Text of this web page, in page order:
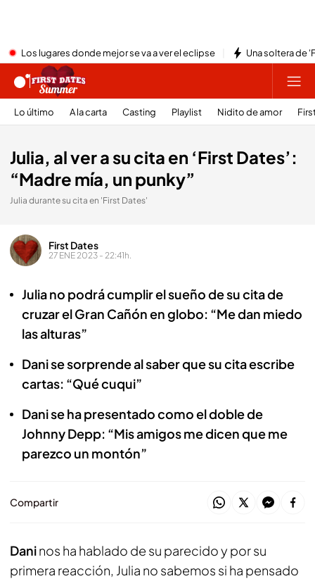
Los lugares donde mejor se va a ver el eclipse Una soltera de
Lo último A la carta Casting Playlist Nidito de amor
Julia, al ver a su cita en ‘First Dates’:
“Madre mía, un punky”
Julia durante su cita en 'First Dates'
First Dates
27 ENE 2023 - 22:41h.
Julia no podrá cumplir el sueño de su cita de
cruzar el Gran Cañón en globo: “Me dan miedo
las alturas”
Dani se sorprende al saber que su cita escribe
cartas: “Qué cuqui”
Dani se ha presentado como el doble de
Johnny Depp: “Mis amigos me dicen que me
parezco un montón”
Compartir
Daninos ha hablado de su parecido y por su
primera reacción, Julia no sabemos si ha pensado